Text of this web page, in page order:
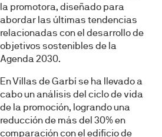
la promotora, diseñado para
abordar las últimas tendencias
relacionadas con el desarrollo de
objetivos sostenibles de la
Agenda 2030.
En Villas de Garbí se ha llevado a
cabo un análisis del ciclo de vida
de la promoción, logrando una
reducción de más del 30% en
comparación con el edificio de